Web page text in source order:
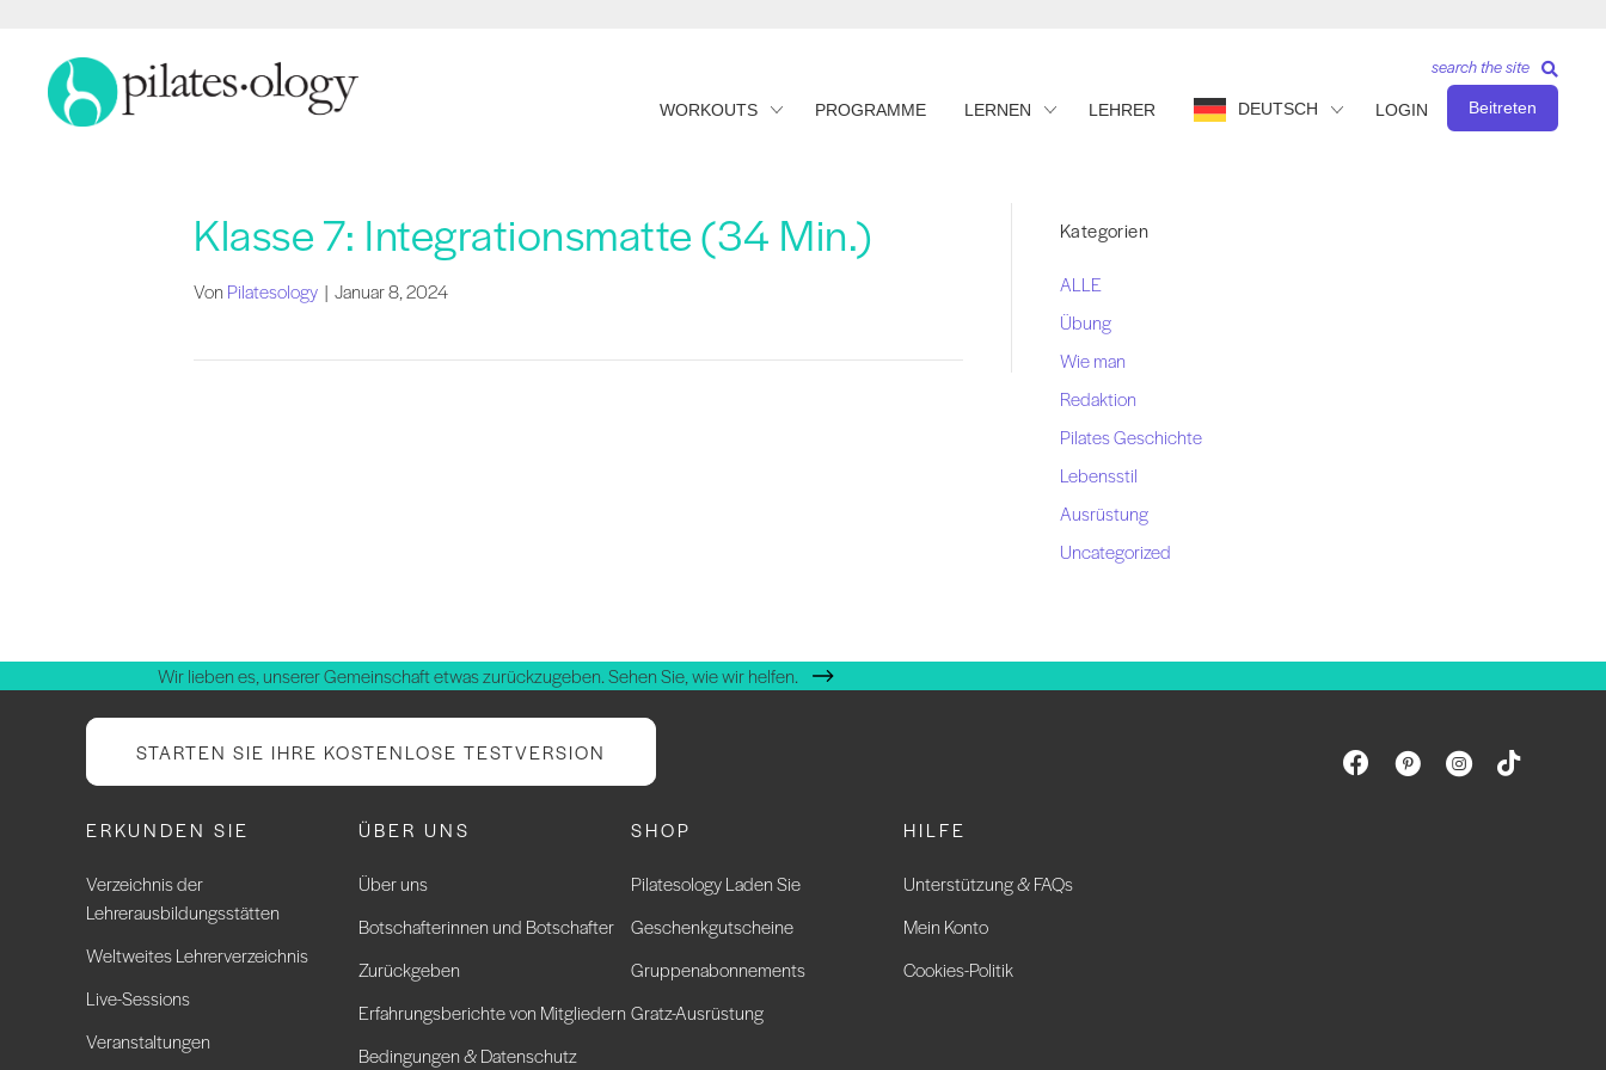
WORKOUTS PROGRAMME LERNEN LEHRER DEUTSCH LOGIN Beitreten
search the site
Klasse 7: Integrationsmatte (34 Min.)
Von Pilatesology | Januar 8, 2024
Kategorien
ALLE
Übung
Wie man
Redaktion
Pilates Geschichte
Lebensstil
Ausrüstung
Uncategorized
Wir lieben es, unserer Gemeinschaft etwas zurückzugeben. Sehen Sie, wie wir helfen.
STARTEN SIE IHRE KOSTENLOSE TESTVERSION
ERKUNDEN SIE
Verzeichnis der
Lehrerausbildungsstätten
Weltweites Lehrerverzeichnis
Live-Sessions
Veranstaltungen
ÜBER UNS
Über uns
Botschafterinnen und Botschafter
Zurückgeben
Erfahrungsberichte von Mitgliedern
Bedingungen & Datenschutz
SHOP
Pilatesology Laden Sie
Geschenkgutscheine
Gruppenabonnements
Gratz-Ausrüstung
HILFE
Unterstützung & FAQs
Mein Konto
Cookies-Politik